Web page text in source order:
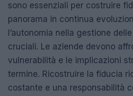
sono essenziali per costruire
panorama in continua
l’autonomia nella gestione
cruciali. Le aziende devono
vulnerabilità e le implicazioni
termine. Ricostruire la fiducia
costante e una responsabilità